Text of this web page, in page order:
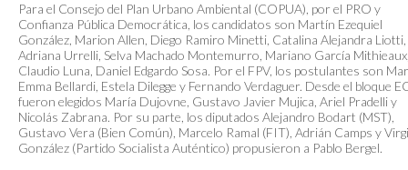
Para el Consejo del Plan Urbano Ambiental (COPUA), por el PRO y
Confianza Pública Democrática, los candidatos son Martín Ezequiel
González, Marion Allen, Diego Ramiro Minetti, Catalina Alejandra Liotti,
Adriana Urrelli, Selva Machado Montemurro, Mariano García
Claudio Luna, Daniel Edgardo Sosa. Por el FPV, los postulantes son
Emma Bellardi, Estela Dilegge y Fernando Verdaguer. Desde el bloque
fueron elegidos María Dujovne, Gustavo Javier Mujica, Ariel Pradelli y
Nicolás Zabrana. Por su parte, los diputados Alejandro Bodart (MST),
Gustavo Vera (Bien Común), Marcelo Ramal (FIT), Adrián Camps y
González (Partido Socialista Auténtico) propusieron a Pablo Bergel.